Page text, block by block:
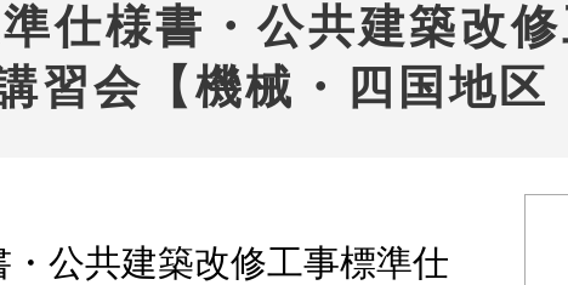
準仕様書・公共建築改
習会【機械・四国地区
・公共建築改修工事標準仕